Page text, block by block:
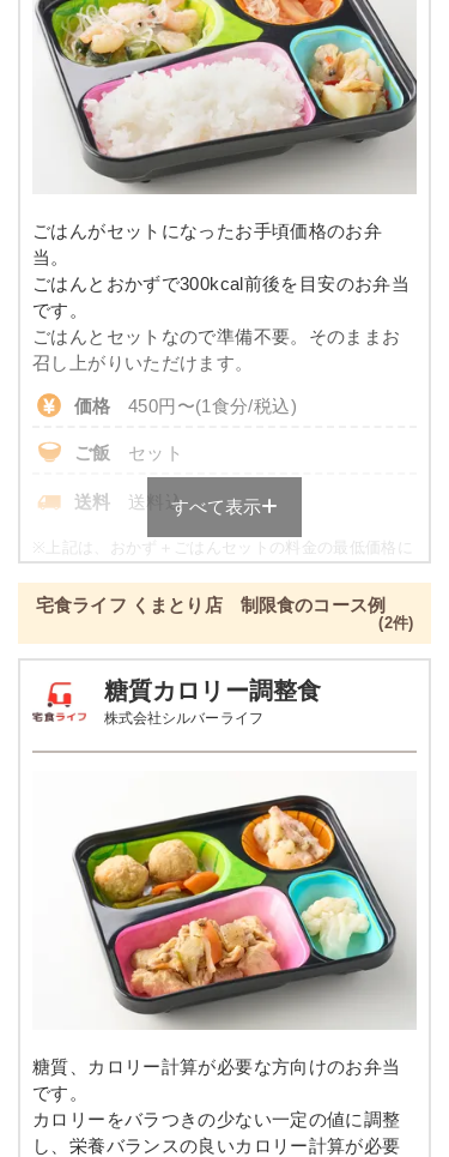
※メニューの補足
-
豆腐ハンバーグの甘酢あんかけ
こんにゃくと春菊の甘辛煮
カニ風味サラダ
竹輪と野菜の胡麻よごし
栄養素
-
※メニューの補足
-
※ その他備考
メニューは日替わりです（メニューは一例です）
塩分 -
タンパク質
脂質 -
糖質 -
カリウム
コレステロール
彩り旬菜のメニュー例
サバの味噌だれがけ
ほうれん草のベーコン和え
豆腐の柚子あんかけ
栄養素
-
※メニューの補足
-
豆腐おろしハンバーグ
彩りごまサラダ
栄養素
※メニューの補足
メニュー例をもっと見る
※ その他備考
メニューは日替わりです（メニューは一例です）
ごはんがセットになったお手頃価格のお弁
当。
ごはんとおかずで300kcal前後を目安のお弁当
です。
ごはんとセットなので準備不要。そのままお
召し上がりいただけます。
価格 450円〜(1食分/税込)
ご飯 セット
送料 送料込
※
上記は、おかず＋ごはんセットの料金の最低価格に
彩り旬菜プラスの栄養素例
品数 2～3品
カロリー 329kcal
タンパク質 12.1g
脂質 4.6g
糖質 53.8g
リン 137.6mg
カリウム 271.1mg
コレステロール -
※ 一例です。メニューにより前後します
すべて表示
宅食ライフ くまとり店 制限食のコース例
(2件)
糖質カロリー調整食
株式会社シルバーライフ
糖質、カロリー計算が必要な方向けのお弁当
です。
カロリーをバラつきの少ない一定の値に調整
し、栄養バランスの良いカロリー計算が必要